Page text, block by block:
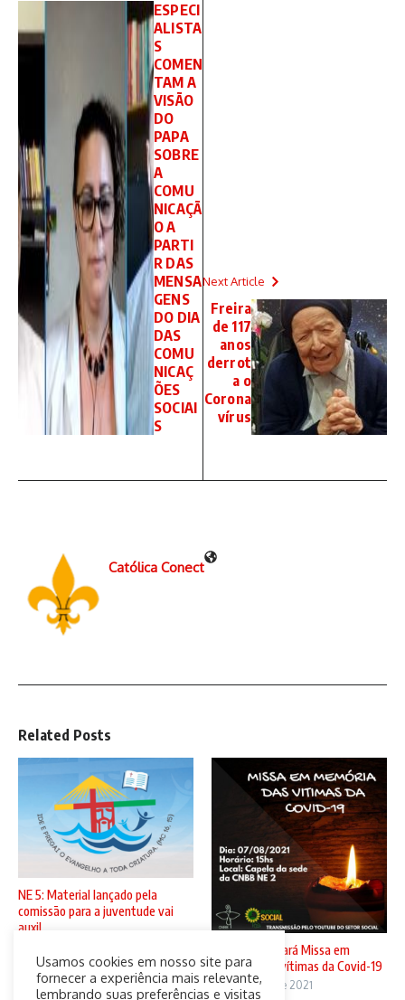
ESPECI
ALISTA
S
COMEN
TAM A
VISÃO
DO
PAPA
SOBRE
A
COMU
NICAÇÃ
O A
PARTI
R DAS
MENSA
GENS
DO DIA
DAS
COMU
NICAÇ
ÕES
SOCIAI
S
Next Article
Freira
de 117
anos
derrot
a o
Corona
vírus
Católica Conect
Related Posts
NE 5: Material lançado pela
comissão para a juventude vai
auxil ...
CNBB N2 sediará Missa em
memória das vítimas da Covid-19
4 de agosto de 2021
Usamos cookies em nosso site para
fornecer a experiência mais relevante,
lembrando suas preferências e visitas